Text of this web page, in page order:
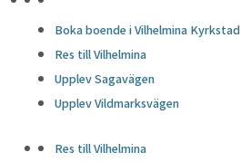
Boka boende i Vilhelmina Kyrkstad
Res till Vilhelmina
Upplev Sagavägen
Upplev Vildmarksvägen
Res till Vilhelmina